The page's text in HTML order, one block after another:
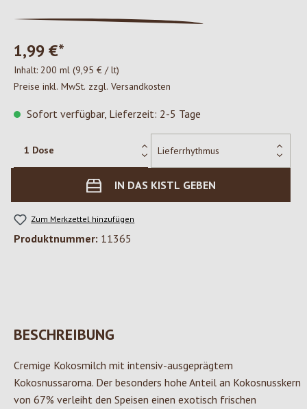
1,99 €*
Inhalt: 200 ml (9,95 € / lt)
Preise inkl. MwSt. zzgl. Versandkosten
Sofort verfügbar, Lieferzeit: 2-5 Tage
IN DAS KISTL GEBEN
Zum Merkzettel hinzufügen
Produktnummer: 11365
BESCHREIBUNG
Cremige Kokosmilch mit intensiv-ausgeprägtem
Kokosnussaroma. Der besonders hohe Anteil an Kokosnusskern
von 67% verleiht den Speisen einen exotisch frischen